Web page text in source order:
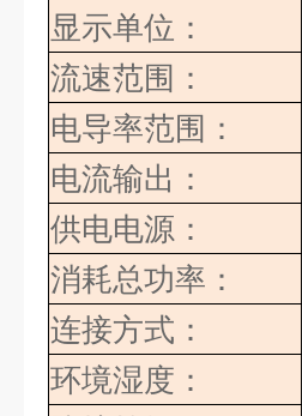
显示单位：
流速范围：
电导率范围：
电流输出：
供电电源：
消耗总功率：
连接方式：
环境湿度：